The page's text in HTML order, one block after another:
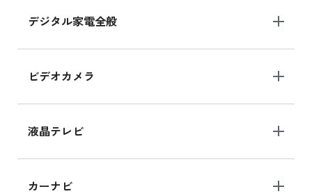
デジタル家電全般
ビデオカメラ
液晶テレビ
カーナビ
iPad Air 11インチ シリーズ
iPad Air 11インチ の新品買取価格
iPhone 15 128GB シリーズ
iPhone 15 128GB の新品買取価格